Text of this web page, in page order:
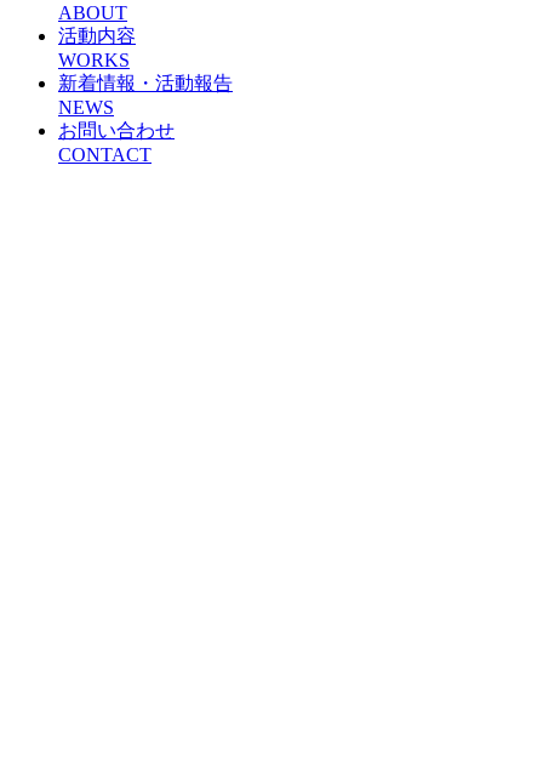
ABOUT
活動内容
WORKS
新着情報・活動報告
NEWS
お問い合わせ
CONTACT